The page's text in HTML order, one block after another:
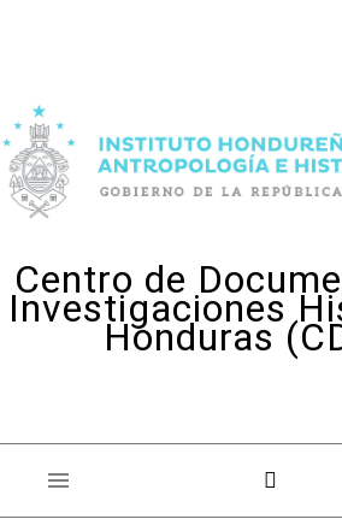
Centro de
Investigaciones
Honduras